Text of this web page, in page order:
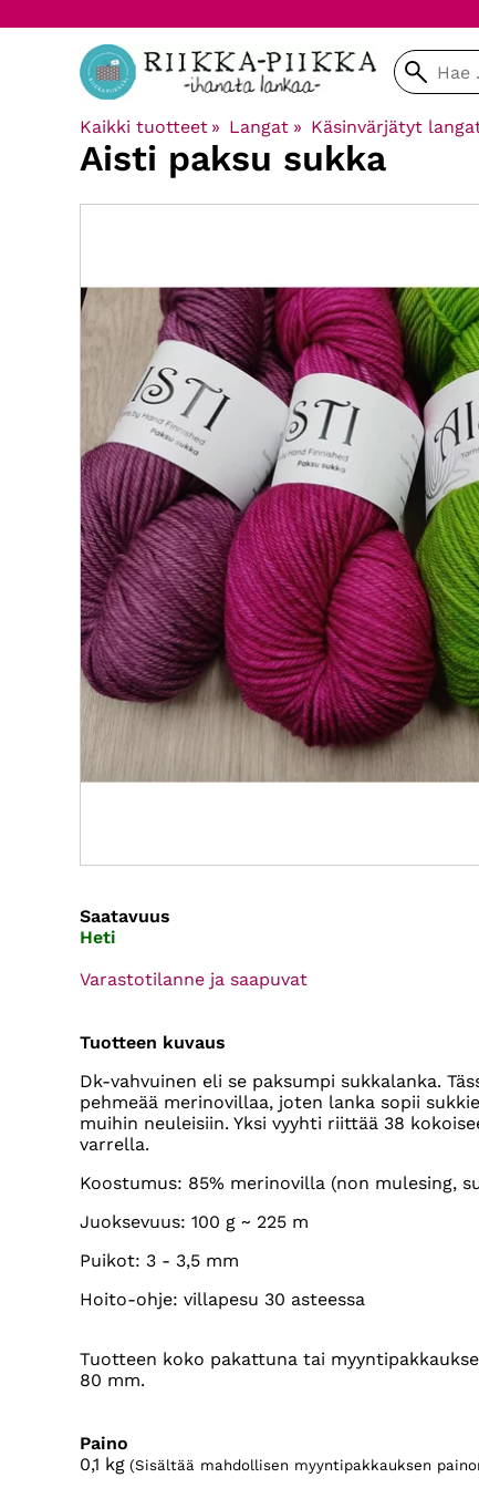
Kaikki tuotteet ‪» Langat ‪» Käsinvärjätyt
Aisti paksu sukka
Saatavuus
Heti
Varastotilanne ja saapuvat
Tuotteen kuvaus
Dk-vahvuinen eli se paksumpi sukkalanka.
pehmeää merinovillaa, joten lanka sopii
muihin neuleisiin. Yksi vyyhti riittää 38
varrella.
Koostumus: 85% merinovilla (non mulesing,
Juoksevuus: 100 g ~ 225 m
Puikot: 3 - 3,5 mm
Hoito-ohje: villapesu 30 asteessa
Tuotteen koko pakattuna tai
80 mm.
Paino
0,1 kg (Sisältää mahdollisen myyntipakkauksen